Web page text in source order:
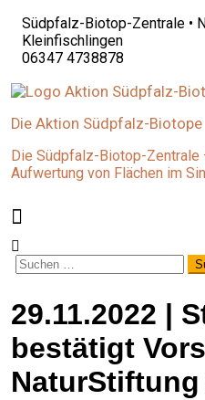
Südpfalz-Biotop-Zentrale •
Kleinfischlingen
06347 4738878
Die Aktion Südpfalz-Biotope
Die Südpfalz-Biotop-Zentrale
Aufwertung von Flächen im
Suchen
nach:
29.11.2022 |
bestätigt